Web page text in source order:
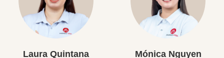
Laura Quintana Mónica Nguyen